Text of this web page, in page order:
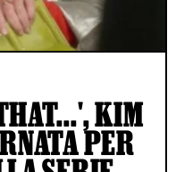
KIM
PER